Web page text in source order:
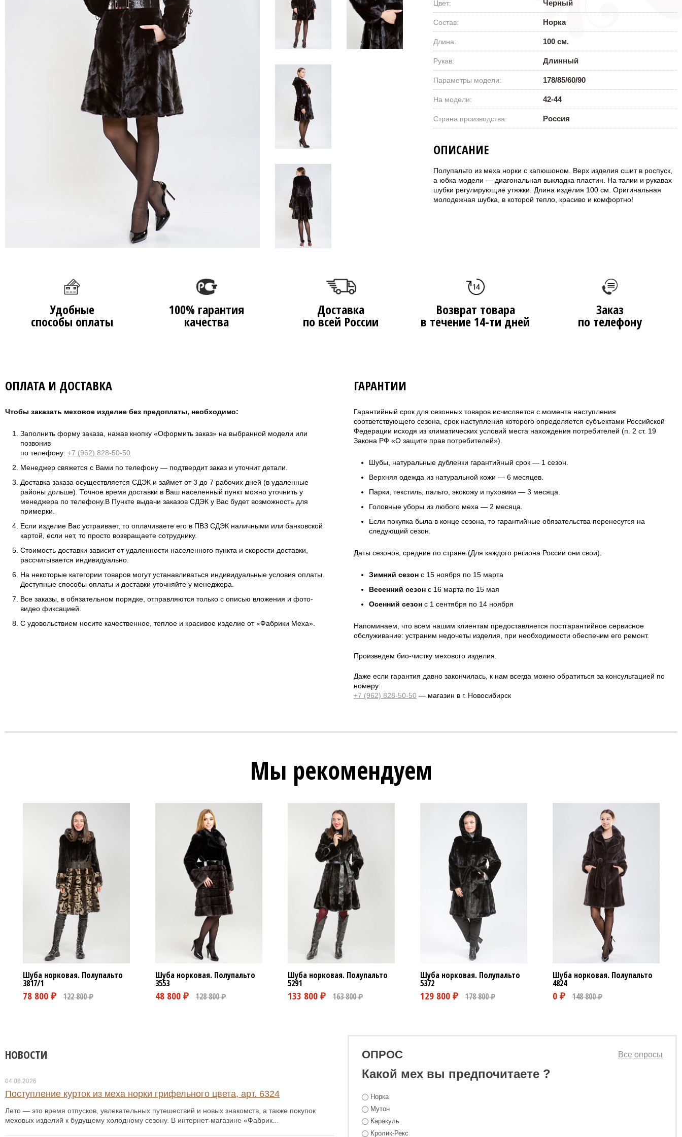
111 800 ₽
Цвет: Черный
Состав: Норка
Длина: 100 см.
Рукав: Длинный
Параметры модели: 178/85/60/90
На модели: 42-44
Страна производства: Россия
ОПИСАНИЕ
Полупальто из меха норки с капюшоном. Верх изделия сшит в роспуск,
а юбка модели — диагональная выкладка пластин. На талии и рукавах
шубки регулирующие утяжки. Длина изделия 100 см. Оригинальная
молодежная шубка, в которой тепло, красиво и комфортно!
Удобные
способы оплаты
100% гарантия
качества
Доставка
по всей России
Возврат товара
в течение 14-ти дней
Заказ
по телефону
ОПЛАТА И ДОСТАВКА
Чтобы заказать меховое изделие без предоплаты, необходимо:
Заполнить форму заказа, нажав кнопку «Оформить заказ» на выбранной модели или
позвонив
по телефону: +7 (962) 828-50-50
Менеджер свяжется с Вами по телефону — подтвердит заказ и уточнит детали.
Доставка заказа осуществляется СДЭК и займет от 3 до 7 рабочих дней (в удаленные
районы дольше). Точное время доставки в Ваш населенный пункт можно уточнить у
менеджера по телефону.В Пункте выдачи заказов СДЭК у Вас будет возможность для
примерки.
Если изделие Вас устраивает, то оплачиваете его в ПВЗ СДЭК наличными или банковской
картой, если нет, то просто возвращаете сотруднику.
Стоимость доставки зависит от удаленности населенного пункта и скорости доставки,
рассчитывается индивидуально.
На некоторые категории товаров могут устанавливаться индивидуальные условия оплаты.
Доступные способы оплаты и доставки уточняйте у менеджера.
Все заказы, в обязательном порядке, отправляются только с описью вложения и фото-
видео фиксацией.
С удовольствием носите качественное, теплое и красивое изделие от «Фабрики Меха».
ГАРАНТИИ
Гарантийный срок для сезонных товаров исчисляется с момента наступления
соответствующего сезона, срок наступления которого определяется субъектами Российской
Федерации исходя из климатических условий места нахождения потребителей (п. 2 ст. 19
Закона РФ «О защите прав потребителей»).
Шубы, натуральные дубленки гарантийный срок — 1 сезон.
Верхняя одежда из натуральной кожи — 6 месяцев.
Парки, текстиль, пальто, экокожу и пуховики — 3 месяца.
Головные уборы из любого меха — 2 месяца.
Если покупка была в конце сезона, то гарантийные обязательства перенесутся на
следующий сезон.
Даты сезонов, средние по стране (Для каждого региона России они свои).
Зимний сезон с 15 ноября по 15 марта
Весенний сезон с 16 марта по 15 мая
Осенний сезон с 1 сентября по 14 ноября
Напоминаем, что всем нашим клиентам предоставляется постгарантийное сервисное
обслуживание: устраним недочеты изделия, при необходимости обеспечим его ремонт.
Произведем био-чистку мехового изделия.
Даже если гарантия давно закончилась, к нам всегда можно обратиться за консультацией по
номеру:
+7 (962) 828-50-50 — магазин в г. Новосибирск
Мы рекомендуем
Шуба норковая. Полупальто
3817/1
Шуба норковая. Полупальто
3553
Шуба норковая. Полупальто
5291
Шуба норковая. Полупальто
5372
Шуба норковая. Полупальто
4824
НОВОСТИ
04.08.2026
Поступление курток из меха норки грифельного цвета, арт. 6324
Лето — это время отпусков, увлекательных путешествий и новых знакомств, а также покупок
меховых изделий к будущему холодному сезону. В интернет-магазине «Фабрик...
ОПРОС
Какой мех вы предпочитаете ?
Все опросы
Норка
Мутон
Каракуль
Кролик-Рекс